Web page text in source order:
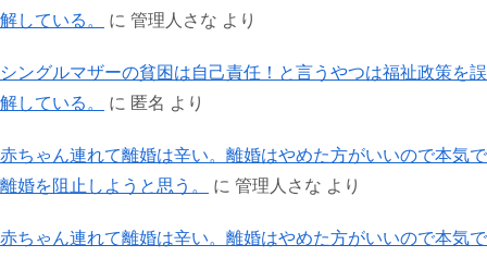
解している。
に 管理人さな より
シングルマザーの貧困は自己責任！と言うやつは福祉政策を誤
解している。
に 匿名 より
赤ちゃん連れて離婚は辛い。離婚はやめた方がいいので本気で
離婚を阻止しようと思う。
に 管理人さな より
赤ちゃん連れて離婚は辛い。離婚はやめた方がいいので本気で